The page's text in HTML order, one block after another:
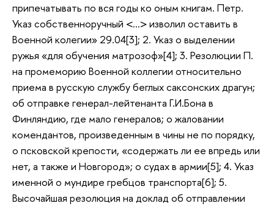
припечатывать по вся годы ко оным книгам. Петр.
Указ собственноручный <…> изволил оставить в
Военной колегии» 29.04[3]; 2. Указ о выделении
ружья «для обучения матрозоф»[4]; 3. Резолюции П.
на промеморию Военной коллегии относительно
приема в русскую службу беглых саксонских драгун;
об отправке генерал-лейтенанта Г.И.Бона в
Финляндию, где мало генералов; о жаловании
комендантов, произведенным в чины не по порядку,
о псковской крепости, «содержать ли ее впредь или
нет, а также и Новгород»; о судах в армии[5]; 4. Указ
именной о мундире гребцов транспорта[6]; 5.
Высочайшая резолюция на доклад об отправлении